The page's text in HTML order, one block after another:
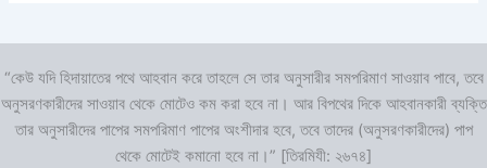
“কেউ যদি হিদায়াতের পথে আহবান করে তাহলে সে তার অনুসারীর সমপরিমাণ সাওয়াব পাবে, তবে
অনুসরণকারীদের সাওয়াব থেকে মোটেও কম করা হবে না। আর বিপথের দিকে আহবানকারী ব্যক্তি
তার অনুসারীদের পাপের সমপরিমাণ পাপের অংশীদার হবে, তবে তাদের (অনুসরণকারীদের) পাপ
থেকে মোটেই কমানো হবে না।” [তিরমিযী: ২৬৭৪]